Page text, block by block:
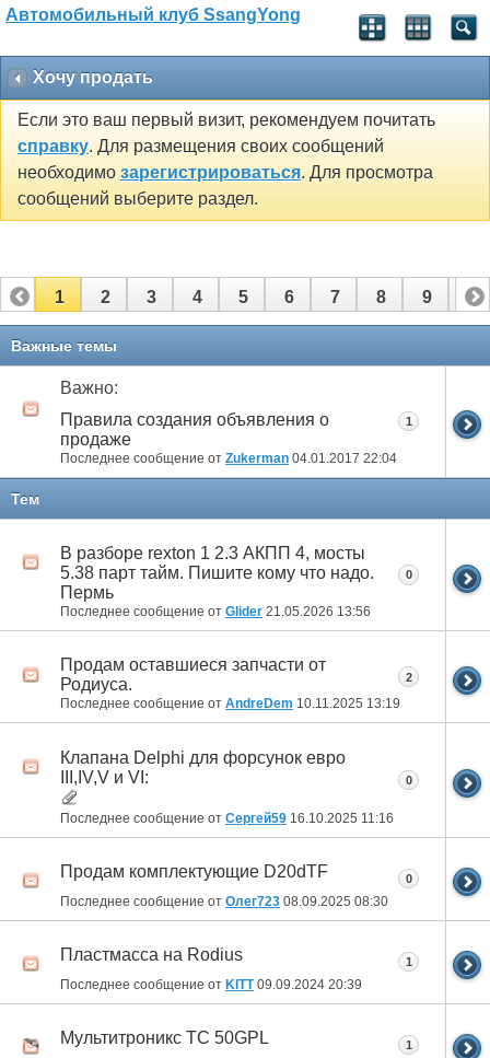
Автомобильный клуб SsangYong
Хочу продать
Если это ваш первый визит, рекомендуем почитать
справку. Для размещения своих сообщений
необходимо зарегистрироваться. Для просмотра
сообщений выберите раздел.
1 2 3 4 5 6 7 8 9 10
11 12
Важные темы
Важно:
Правила создания объявления о
продаже
Последнее сообщение от Zukerman 04.01.2017 22:04
1
Тем
В разборе rexton 1 2.3 АКПП 4, мосты
5.38 парт тайм. Пишите кому что надо.
Пермь
Последнее сообщение от Glider 21.05.2026 13:56
0
Продам оставшиеся запчасти от
Родиуса.
Последнее сообщение от AndreDem 10.11.2025 13:19
2
Клапана Delphi для форсунок евро
III,IV,V и VI:
Последнее сообщение от Сергей59 16.10.2025 11:16
0
Продам комплектующие D20dTF
Последнее сообщение от Олег723 08.09.2025 08:30
0
Пластмасса на Rodius
Последнее сообщение от KITT09.09.2024 20:39
1
Мультитроникс TC 50GPL 1